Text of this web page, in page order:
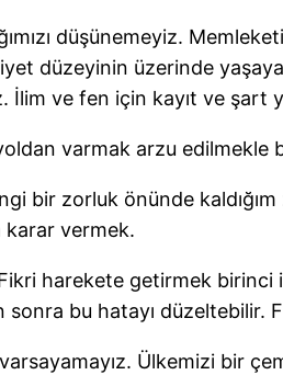
düşünemeyiz.
düzeyinin üzerinde
İlim ve fen için kayıt ve şart
varmak arzu edilmekle
bir zorluk önünde
karar vermek.
harekete getirmek birinci
sonra bu hatayı
varsayamayız. Ülkemizi bir